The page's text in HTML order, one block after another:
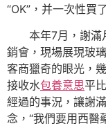
“OK”，并一次性買
本年7月，謝滿
銷會，現場展現玻
客商獵奇的眼光，
接收水包養意思平
經過的事況，讓謝
念，“我們要用西醫